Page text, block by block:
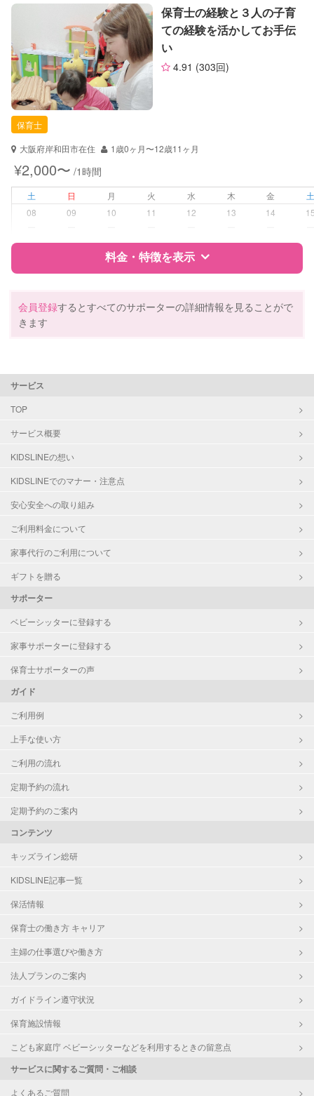
（定期特典）
対応可能
特徴 料金 レビュー
サポートの特徴
資格
自治体届出済ベビーシッター
保育士
幼稚園教諭
対応可能/特徴 子育て経験
病児対応
障がい児対応 対応可否は個別に相談
レッスン なし
お子様の撮影
（定期特典）
対応不可
保育士の経験と３人の子育
ての経験を活かしてお手伝
い
4.91 (303回)
保育士
大阪府岸和田市在住
1歳0ヶ月〜12歳11ヶ月
¥2,000〜 /1時間
土 日 月 火 水 木 金
08
09 10 11 12 13 14
料金・特徴を表示
資格
自治体届出済ベビーシッター
対応可能/特徴
病児対応
レッスン
お子様の撮影
会員登録するとすべてのサポーターの詳細情報を見ることがで
きます
サービス
TOP
サービス概要
KIDSLINEの想い
KIDSLINEでのマナー・注意点
安心安全への取り組み
ご利用料金について
家事代行のご利用について
ギフトを贈る
サポーター
ベビーシッターに登録する
家事サポーターに登録する
保育士サポーターの声
ガイド
ご利用例
上手な使い方
ご利用の流れ
定期予約の流れ
定期予約のご案内
コンテンツ
キッズライン総研
KIDSLINE記事一覧
保活情報
保育士の働き方 キャリア
主婦の仕事選びや働き方
法人プランのご案内
ガイドライン遵守状況
保育施設情報
こども家庭庁 ベビーシッターなどを利用するときの留意点
サービスに関するご質問・ご相談
よくあるご質問